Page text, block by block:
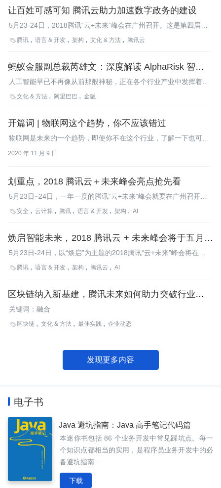
让百姓可感可知 腾讯云助力加速数字政务的建设
5月23-24日，2018腾讯“云+未来”峰会在广州召开。这是第四届腾
讯“云+未来”峰会，“政务云”首次以专场的形式亮相。
 腾讯 语言 & 开发 架构 文化 & 方法 腾讯云
蚂蚁金服副总裁芮雄文：深度解读 AlphaRisk 智能风
控引擎，安全科技助力新金融生态
人工智能早已不再像从前那般神秘，正在各个行业产业中发挥着重
大的影响，对于金融领域更是带来颠覆式的变革。
文化 & 方法 阿里巴巴 金融
开篇词 | 物联网这个趋势，你不应该错过
物联网是未来的一个趋势，即使你不在这个行业，了解一下也可能
2020 年 11 月 9 日
划重点，2018 腾讯云＋未来峰会亮点抢先看
5月23日~24日，一年一度的腾讯“云+未来”峰会就要在广州召开。
大咖们要讲些什么？80+场演讲要分享什么？13场分论坛要讨论什
安全 云计算 腾讯 语言 & 开发 架构 AI
焕启智能未来，2018 腾讯云 + 未来峰会将于五月在
广州举行
5月23日-24日，以“焕启”为主题的2018腾讯“云+未来”峰会将在广
州召开。届时，广东省各级政府领导，海内外学术专家，行业大咖
 腾讯 语言 & 开发 架构 腾讯云 AI
区块链纳入新基建，腾讯未来如何助力突破行业发展
瓶颈？
关键词：融合
 区块链 文化 & 方法 最佳实践 企业动态
发现更多内容
电子书
Java 避坑指南：Java 高手笔记代码篇
本迷你书包括 86 个业务开发中常见踩坑点。每一
个知识点都相当的实用，是程序员业务开发中的必
备避坑指南...
下载